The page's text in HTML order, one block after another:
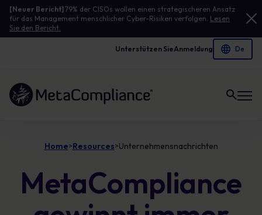
[Neuer Bericht]79% der CISOs wollen einen strategischeren Ansatz
für das Management menschlicher Cyber-Risiken verfolgen. Lesen
Sie den Bericht.
Unterstützen SieAnmeldung
Link zur Homepage
Home>Resources>Unternehmensnachrichten
MetaCompliance